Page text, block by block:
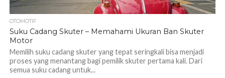
OTOMOTIF
Suku Cadang Skuter – Memahami Ukuran Ban Skuter
Motor
Memilih suku cadang skuter yang tepat seringkali bisa menjadi
proses yang menantang bagi pemilik skuter pertama kali. Dari
semua suku cadang untuk...